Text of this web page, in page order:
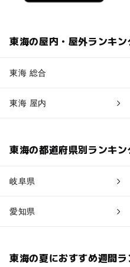
東海の屋内・屋外ランキン
東海 総合
東海 屋内
東海の都道府県別ランキン
岐阜県
愛知県
東海の夏におすすめ週間